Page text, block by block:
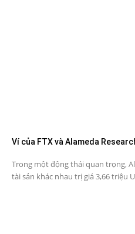
Ví của FTX và Alameda
Trong một động thái quan trọng,
tài sản khác nhau trị giá 3,66 triệu